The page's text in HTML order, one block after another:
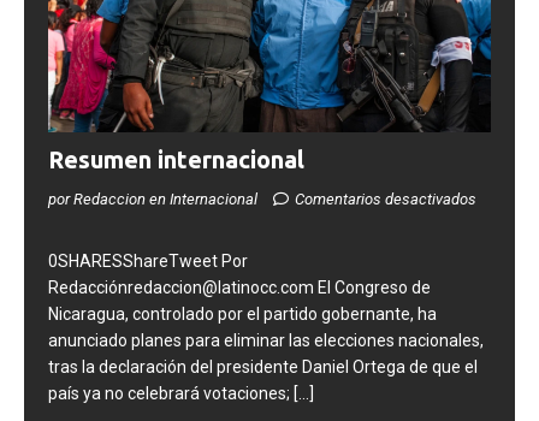
Resumen internacional
0SHARESShareTweet Por
Redacciónredaccion@latinocc.com El Congreso de
Nicaragua, controlado por el partido gobernante, ha
anunciado planes para eliminar las elecciones nacionales,
tras la declaración del presidente Daniel Ortega de que el
país ya no celebrará votaciones; [...]